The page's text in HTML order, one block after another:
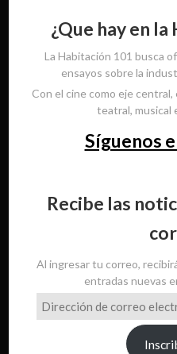
¿Que hay en
La Habitación 101 busca
ensayos sobre la
Con el cine como eje
teatral, musical
Síguenos
Recibe las
Al ingresar tu correo,
entradas nuevas
Dirección
de